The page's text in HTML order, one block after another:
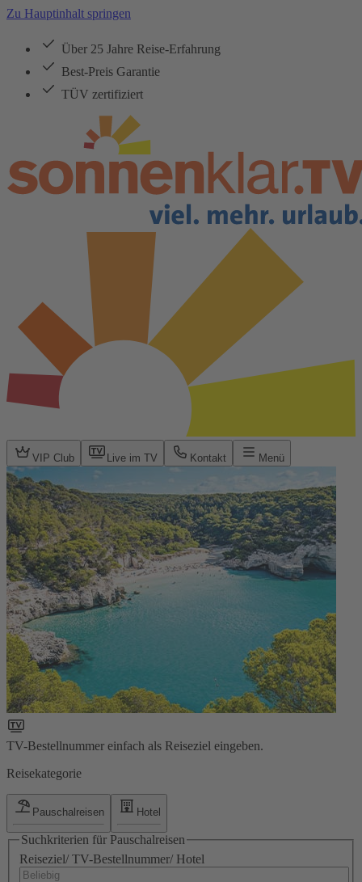
Zu Hauptinhalt springen
Über 25 Jahre Reise-Erfahrung
Best-Preis Garantie
TÜV zertifiziert
VIP Club Live im TV Kontakt Menü
TV-Bestellnummer einfach als Reiseziel eingeben.
Reisekategorie
Pauschalreisen Hotel
Suchkriterien für Pauschalreisen
Reiseziel/ TV-Bestellnummer/ Hotel